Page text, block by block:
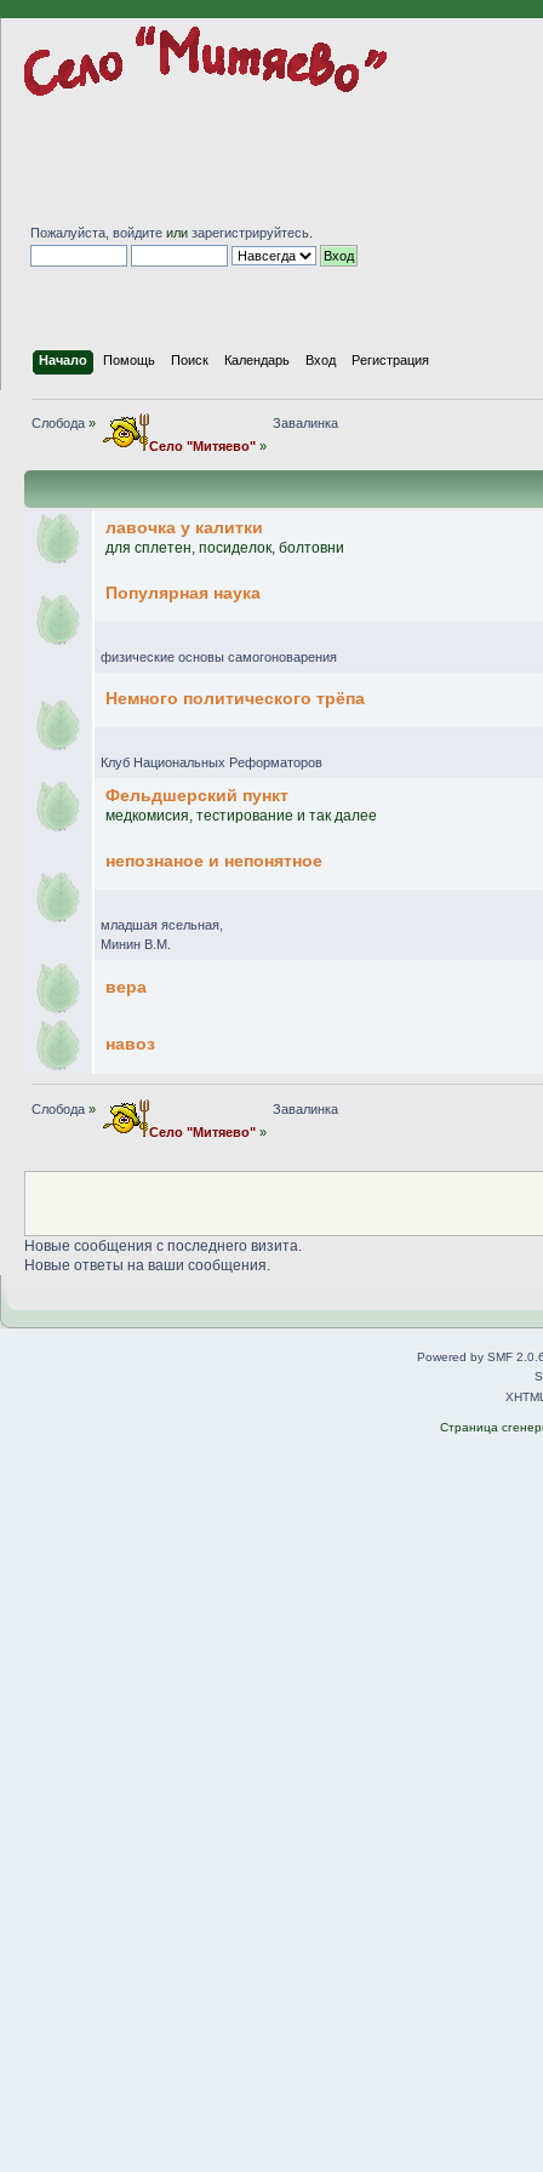
Пожалуйста, войдите или зарегистрируйтесь
Начало Помощь Поиск Календарь Вход Регистрация
Слобода »
Село "Митяево"»
Завалинка
лавочка у калитки
для сплетен, посиделок, болтовни
Популярная наука
физические основы самогоноварения
Немного политического трёпа
Клуб Национальных Реформаторов
Фельдшерский пункт
медкомисия, тестирование и так далее
непознаное и непонятное
младшая ясельная
Минин В.М.
вера
навоз
Слобода »
Село "Митяево"»
Завалинка
Новые сообщения с последнего визита.
Новые ответы на ваши сообщения.
Powered by SMF
Страница